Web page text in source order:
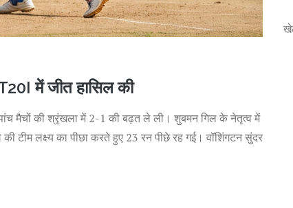
T20I में जीत हासिल की
मैचों की श्रृंखला में 2-1 की बढ़त ले ली। शुबमन गिल के नेतृत्व में
टीम लक्ष्य का पीछा करते हुए 23 रन पीछे रह गई। वॉशिंगटन सुंदर